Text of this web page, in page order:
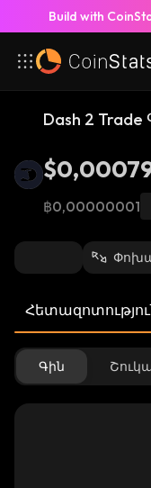
Build with
Dash 2 Trade
฿0,00000001
Գին